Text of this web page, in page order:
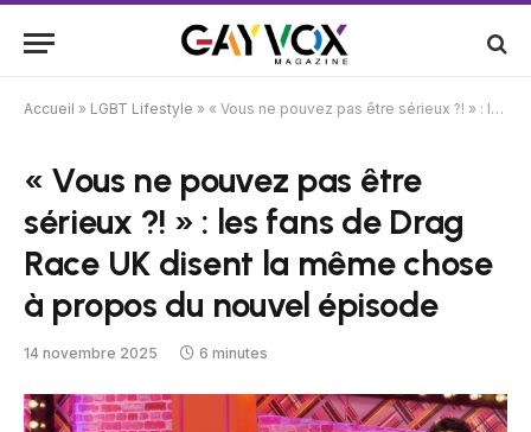
Accueil » LGBT Lifestyle » « Vous ne pouvez pas être sérieux ?! » : les fans de Drag Race UK disent la même chose à propos du nouvel épisode
« Vous ne pouvez pas être
sérieux ?! » : les fans de Drag
Race UK disent la même chose
à propos du nouvel épisode
14 novembre 2025 6 minutes